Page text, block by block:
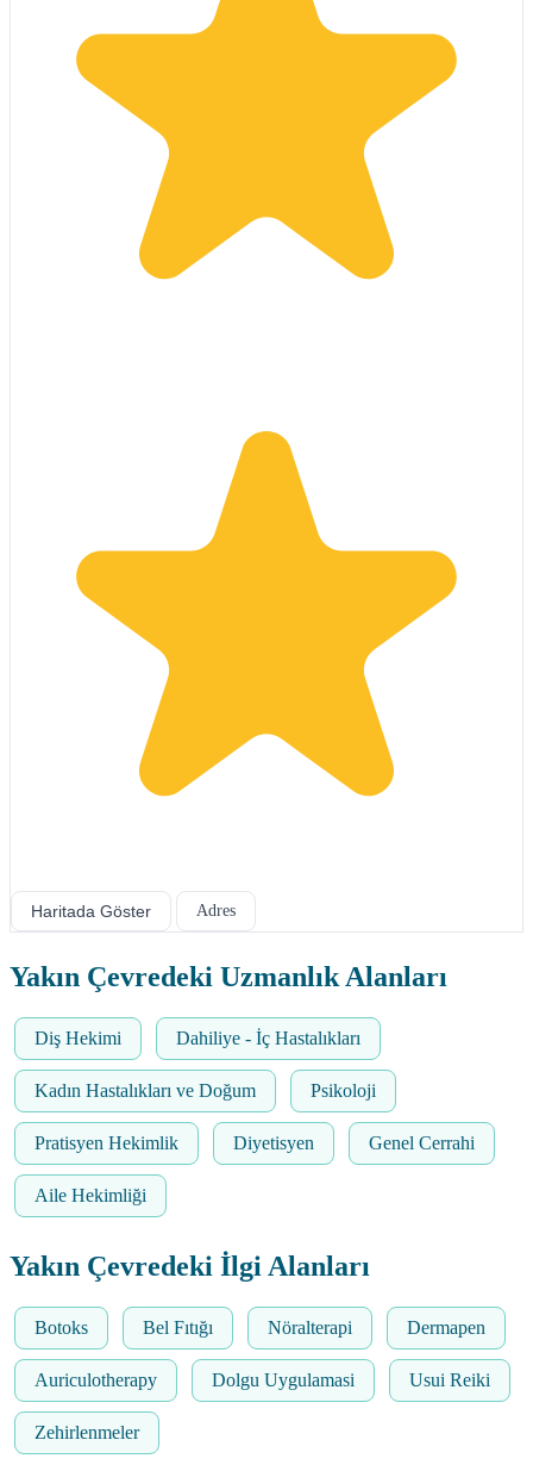
Haritada Göster Adres
Yakın Çevredeki Uzmanlık Alanları
Diş Hekimi Dahiliye - İç Hastalıkları
Kadın Hastalıkları ve Doğum Psikoloji
Pratisyen Hekimlik Diyetisyen Genel Cerrahi
Aile Hekimliği
Yakın Çevredeki İlgi Alanları
Botoks Bel Fıtığı Nöralterapi Dermapen
Auriculotherapy Dolgu Uygulamasi Usui Reiki
Zehirlenmeler